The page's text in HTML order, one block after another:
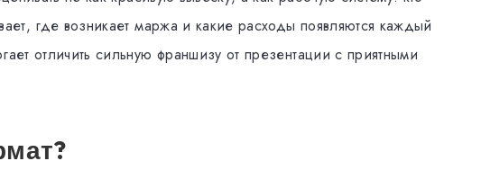
где возникает маржа и какие расходы появляются каждый
отличить сильную франшизу от презентации с приятными